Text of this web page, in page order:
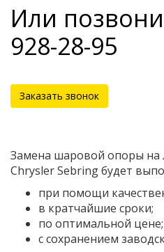
Или
928-28-95
Заказать звонок
Замена шаровой опоры
Chrysler Sebring будет
при помощи
в кратчайшие сроки;
по оптимальной цене;
с сохранением